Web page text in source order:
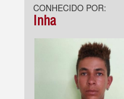
CONHECIDO POR:
Inha